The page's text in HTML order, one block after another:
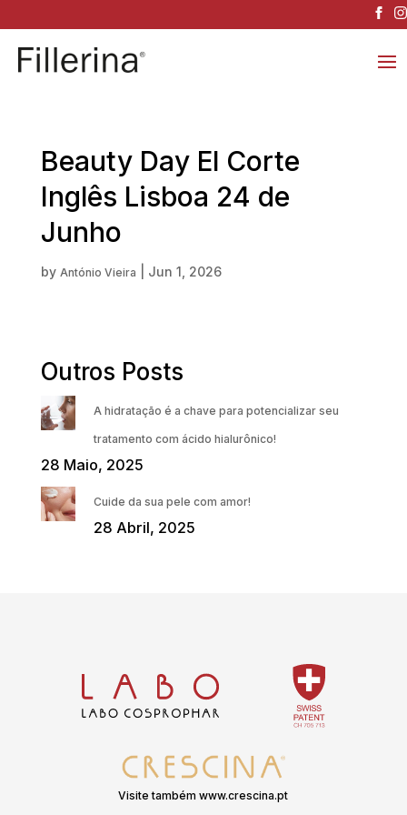
Beauty Day El Corte
Inglês Lisboa 24 de
Junho
by António Vieira Jun 1, 2026
Outros Posts
A hidratação é a chave para potencializar seu
tratamento com ácido hialurônico!
28 Maio, 2025
Cuide da sua pele com amor!
28 Abril, 2025
Visite também www.crescina.pt